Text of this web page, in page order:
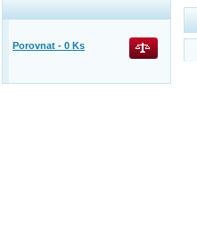
Porovnat - 0 Ks